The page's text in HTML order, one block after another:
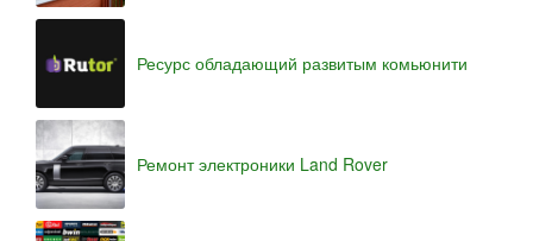
Ресурс обладающий развитым комьюнити
Ремонт электроники Land Rover